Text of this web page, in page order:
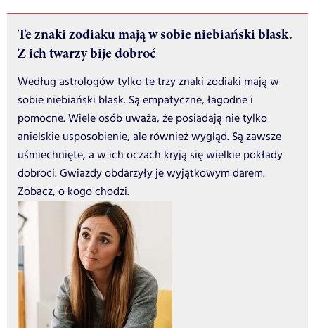
Te znaki zodiaku mają w sobie niebiański blask.
Z ich twarzy bije dobroć
Według astrologów tylko te trzy znaki zodiaki mają w
sobie niebiański blask. Są empatyczne, łagodne i
pomocne. Wiele osób uważa, że posiadają nie tylko
anielskie usposobienie, ale również wygląd. Są zawsze
uśmiechnięte, a w ich oczach kryją się wielkie pokłady
dobroci. Gwiazdy obdarzyły je wyjątkowym darem.
Zobacz, o kogo chodzi.